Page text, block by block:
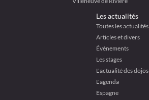
Les actualités
Toutes les actualités
Articles et divers
Événements
Les stages
L'actualité des dojos
L'agenda
Espagne